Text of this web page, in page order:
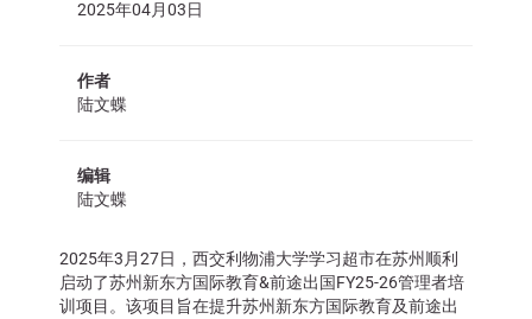
2025年04月03日
作者
陆文蝶
编辑
陆文蝶
2025年3月27日，西交利物浦大学学习超市在苏州顺利
启动了苏州新东方国际教育&前途出国FY25-26管理者培
训项目。该项目旨在提升苏州新东方国际教育及前途出